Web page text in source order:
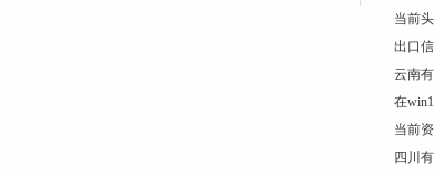
当前
出口
云南
在
当前
四川